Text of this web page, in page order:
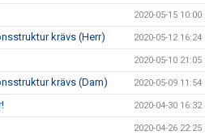
2020-05-15 10:00
krävs (Herr) 2020-05-12 16:24
2020-05-10 21:05
krävs (Dam) 2020-05-09 11:54
2020-04-30 16:32
2020-04-26 22:25